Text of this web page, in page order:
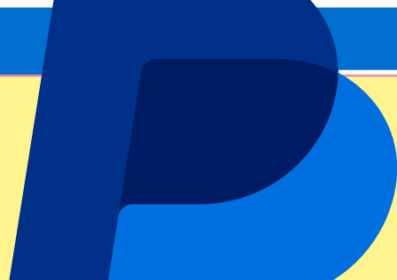
GP Spanje
GP Nederland
GP Italië
GP Singapore
Alle sporten
Voetbalcompetities